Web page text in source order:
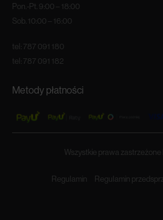
Pon.-Pt. 9:00 – 18:00
Sob. 10:00 – 16:00
tel: 787 091 180
tel: 787 091 182
Metody płatności
Wszystkie prawa
Regulamin Regulamin